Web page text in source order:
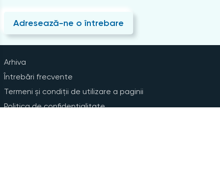
Adresează-ne o întrebare
Arhiva
Întrebări frecvente
Termeni și condiții de utilizare a paginii
Politica de confidențialitate